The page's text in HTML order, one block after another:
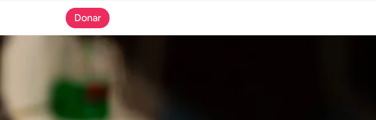
Donar